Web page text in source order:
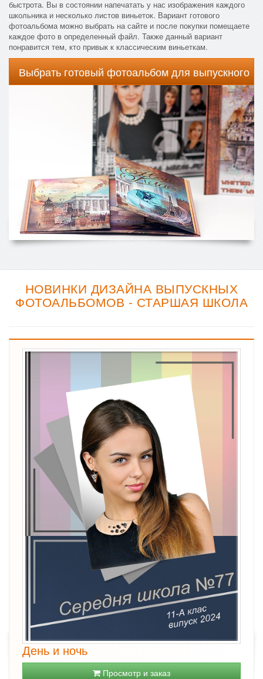
быстрота. Вы в состоянии напечатать у нас изображения каждого
школьника и несколько листов виньеток. Вариант готового
фотоальбома можно выбрать на сайте и после покупки помещаете
каждое фото в определенный файл. Также данный вариант
понравится тем, кто привык к классическим виньеткам.
Выбрать готовый фотоальбом для выпускного
НОВИНКИ ДИЗАЙНА ВЫПУСКНЫХ
ФОТОАЛЬБОМОВ - СТАРШАЯ ШКОЛА
День и ночь
Просмотр и заказ